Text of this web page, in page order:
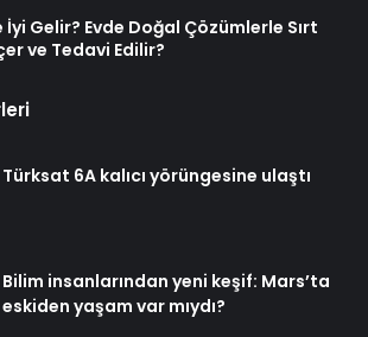
İyi Gelir? Evde Doğal Çözümlerle Sırt
ve Tedavi Edilir?
Türksat 6A kalıcı yörüngesine ulaştı
Bilim insanlarından yeni keşif: Mars’ta
eskiden yaşam var mıydı?